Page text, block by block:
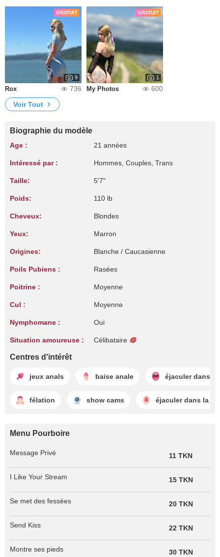
GRATUIT
9
Rox 736
GRATUIT
1
My Photos
600
Voir Tout
Biographie du modèle
Age : 21 années
Intéressé par : Hommes, Couples, Trans
Taille: 5'7"
Poids: 110 lb
Cheveux: Blondes
Yeux: Marron
Origines: Blanche / Caucasienne
Poils Pubiens : Rasées
Poitrine : Moyenne
Cul : Moyenne
Nymphomane : Oui
Situation amoureuse : Célibataire
Centres d'intérêt
jeux anals baise anale éjaculer dans
félation show cams éjaculer dans la
Menu Pourboire
Message Privé 11 TKN
I Like Your Stream 15 TKN
Se met des fessées 20 TKN
Send Kiss 22 TKN
Montre ses pieds 30 TKN